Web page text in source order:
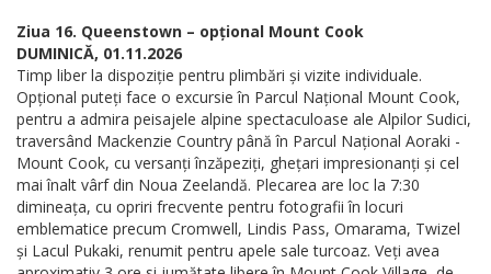
Ziua 16. Queenstown – opțional Mount Cook
DUMINICĂ, 01.11.2026
Timp liber la dispoziție pentru plimbări și vizite individuale.
Opțional puteți face o excursie în Parcul Național Mount Cook,
pentru a admira peisajele alpine spectaculoase ale Alpilor Sudici,
traversând Mackenzie Country până în Parcul Național Aoraki -
Mount Cook, cu versanți înzăpeziți, ghețari impresionanți și cel
mai înalt vârf din Noua Zeelandă. Plecarea are loc la 7:30
dimineața, cu opriri frecvente pentru fotografii în locuri
emblematice precum Cromwell, Lindis Pass, Omarama, Twizel
și Lacul Pukaki, renumit pentru apele sale turcoaz. Veți avea